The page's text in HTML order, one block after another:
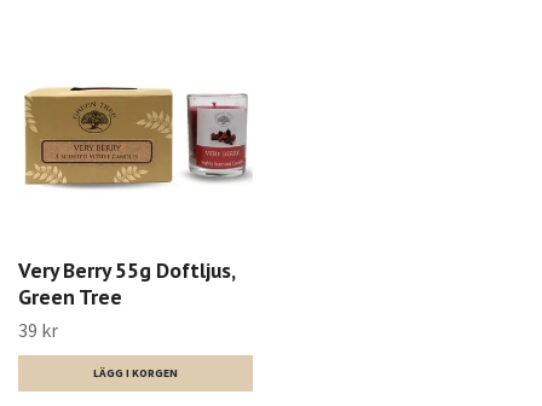
Very Berry 55g Doftljus,
Green Tree
39 kr